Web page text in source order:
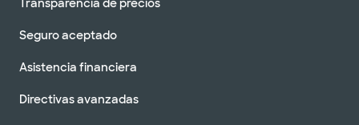
Transparencia de precios
Seguro aceptado
Asistencia financiera
Directivas avanzadas